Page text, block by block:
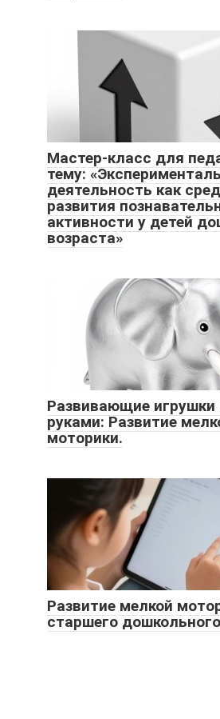
Мастер-класс для
тему:
деятельность как
развития
активности у детей
возраста»
Развивающие игрушки
руками: Развитие
моторики.
Развитие мелкой
старшего